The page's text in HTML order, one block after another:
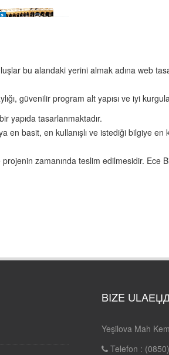
bu alandaki yerini almak adına web
güvenilir program alt yapısı ve iyi
yapıda tasarlanmaktadır.
en basit, en kullanışlı ve istediği bilgiye
zamanında teslim edilmesidir.
BIZE
Yeşilova Mah
Telefon :